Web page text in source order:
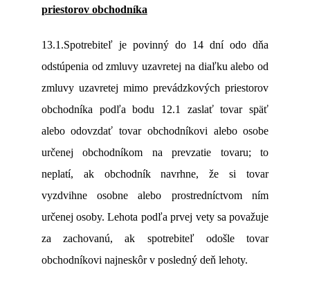
priestorov obchodníka
13.1.Spotrebiteľ je povinný do 14 dní odo dňa
odstúpenia od zmluvy uzavretej na diaľku alebo od
zmluvy uzavretej mimo prevádzkových priestorov
obchodníka podľa bodu 12.1 zaslať tovar späť
alebo odovzdať tovar obchodníkovi alebo osobe
určenej obchodníkom na prevzatie tovaru; to
neplatí, ak obchodník navrhne, že si tovar
vyzdvihne osobne alebo prostredníctvom ním
určenej osoby. Lehota podľa prvej vety sa považuje
za zachovanú, ak spotrebiteľ odošle tovar
obchodníkovi najneskôr v posledný deň lehoty.